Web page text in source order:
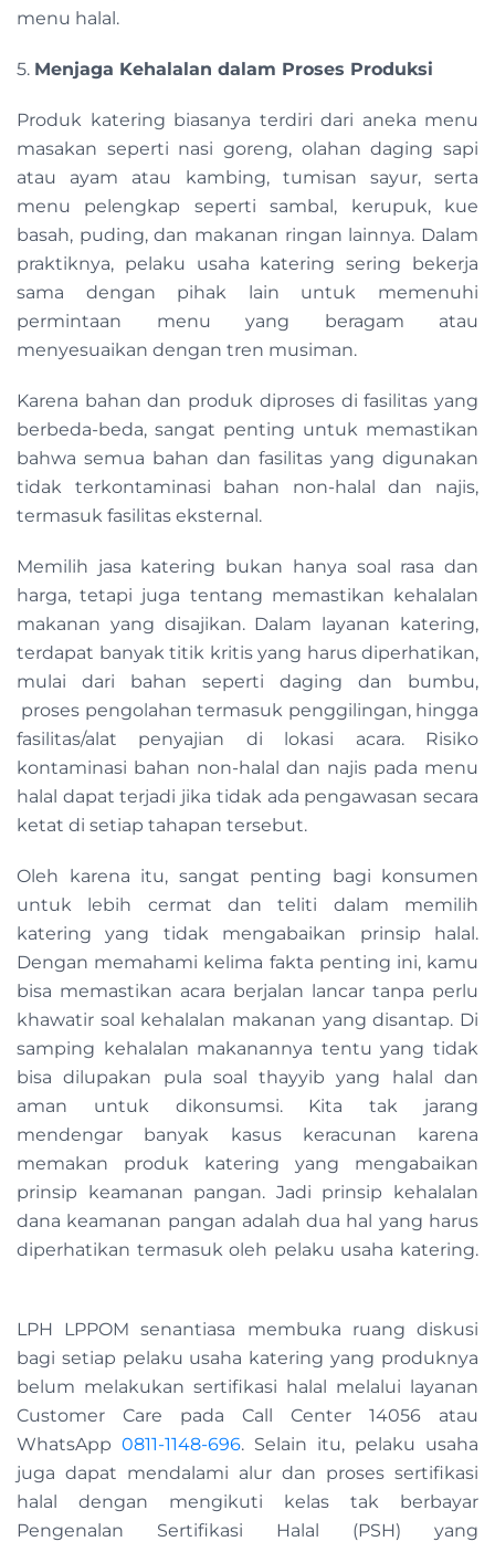
menu halal.
5. Menjaga Kehalalan dalam Proses Produksi
Produk katering biasanya terdiri dari aneka menu
masakan seperti nasi goreng, olahan daging sapi
atau ayam atau kambing, tumisan sayur, serta
menu pelengkap seperti sambal, kerupuk, kue
basah, puding, dan makanan ringan lainnya. Dalam
praktiknya, pelaku usaha katering sering bekerja
sama dengan pihak lain untuk memenuhi
permintaan menu yang beragam atau
menyesuaikan dengan tren musiman.
Karena bahan dan produk diproses di fasilitas yang
berbeda-beda, sangat penting untuk memastikan
bahwa semua bahan dan fasilitas yang digunakan
tidak terkontaminasi bahan non-halal dan najis,
termasuk fasilitas eksternal.
Memilih jasa katering bukan hanya soal rasa dan
harga, tetapi juga tentang memastikan kehalalan
makanan yang disajikan. Dalam layanan katering,
terdapat banyak titik kritis yang harus diperhatikan,
mulai dari bahan seperti daging dan bumbu,
proses pengolahan termasuk penggilingan, hingga
fasilitas/alat penyajian di lokasi acara. Risiko
kontaminasi bahan non-halal dan najis pada menu
halal dapat terjadi jika tidak ada pengawasan secara
ketat di setiap tahapan tersebut.
Oleh karena itu, sangat penting bagi konsumen
untuk lebih cermat dan teliti dalam memilih
katering yang tidak mengabaikan prinsip halal.
Dengan memahami kelima fakta penting ini, kamu
bisa memastikan acara berjalan lancar tanpa perlu
khawatir soal kehalalan makanan yang disantap. Di
samping kehalalan makanannya tentu yang tidak
bisa dilupakan pula soal thayyib yang halal dan
aman untuk dikonsumsi. Kita tak jarang
mendengar banyak kasus keracunan karena
memakan produk katering yang mengabaikan
prinsip keamanan pangan. Jadi prinsip kehalalan
dana keamanan pangan adalah dua hal yang harus
diperhatikan termasuk oleh pelaku usaha katering.
LPH LPPOM senantiasa membuka ruang diskusi
bagi setiap pelaku usaha katering yang produknya
belum melakukan sertifikasi halal melalui layanan
Customer Care pada Call Center 14056 atau
WhatsApp 0811-1148-696. Selain itu, pelaku usaha
juga dapat mendalami alur dan proses sertifikasi
halal dengan mengikuti kelas tak berbayar
Pengenalan Sertifikasi Halal (PSH) yang